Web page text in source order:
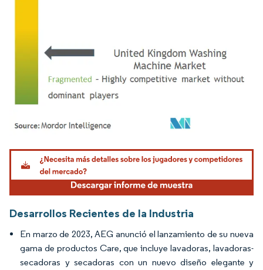
Imagen © Mordor Intelligence. El uso requiere atribución según CC BY 4.0.
Desarrollos Recientes de la Industria
En marzo de 2023, AEG anunció el lanzamiento de su nueva
gama de productos Care, que incluye lavadoras, lavadoras-
secadoras y secadoras con un nuevo diseño elegante y